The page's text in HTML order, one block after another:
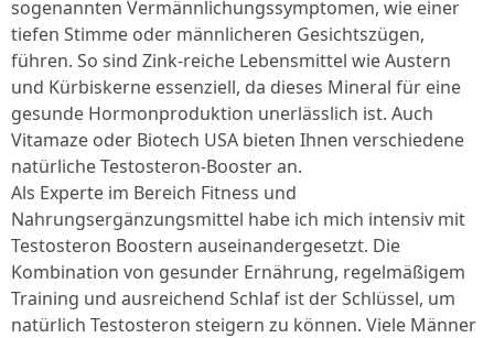
sogenannten Vermännlichungssymptomen, wie einer
tiefen Stimme oder männlicheren Gesichtszügen,
führen. So sind Zink-reiche Lebensmittel wie Austern
und Kürbiskerne essenziell, da dieses Mineral für eine
gesunde Hormonproduktion unerlässlich ist. Auch
Vitamaze oder Biotech USA bieten Ihnen verschiedene
natürliche Testosteron-Booster an.
Als Experte im Bereich Fitness und
Nahrungsergänzungsmittel habe ich mich intensiv mit
Testosteron Boostern auseinandergesetzt. Die
Kombination von gesunder Ernährung, regelmäßigem
Training und ausreichend Schlaf ist der Schlüssel, um
natürlich Testosteron steigern zu können. Viele Männer